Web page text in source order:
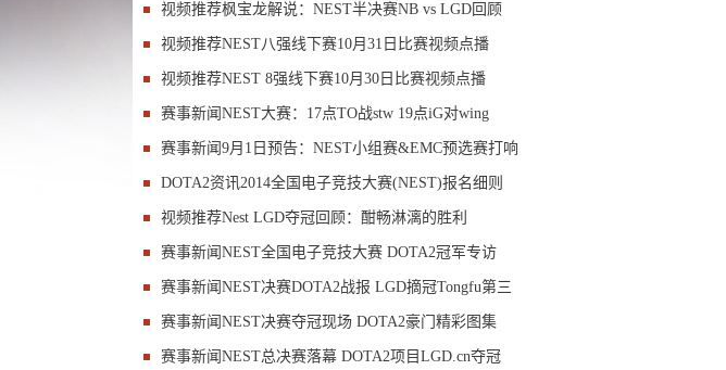
视频推荐枫宝龙解说：NEST半决赛NB vs LGD回顾
视频推荐NEST八强线下赛10月31日比赛视频点播
视频推荐NEST 8强线下赛10月30日比赛视频点播
赛事新闻 NEST大赛：17点TO战stw 19点iG对wing
赛事新闻 9月1日预告：NEST小组赛&EMC预选赛打响
DOTA2资讯2014全国电子竞技大赛(NEST)报名细则
视频推荐Nest LGD夺冠回顾：酣畅淋漓的胜利
赛事新闻 NEST全国电子竞技大赛 DOTA2冠军专访
赛事新闻 NEST决赛DOTA2战报 LGD摘冠Tongfu第三
赛事新闻 NEST决赛夺冠现场 DOTA2豪门精彩图集
赛事新闻 NEST总决赛落幕 DOTA2项目LGD.cn夺冠